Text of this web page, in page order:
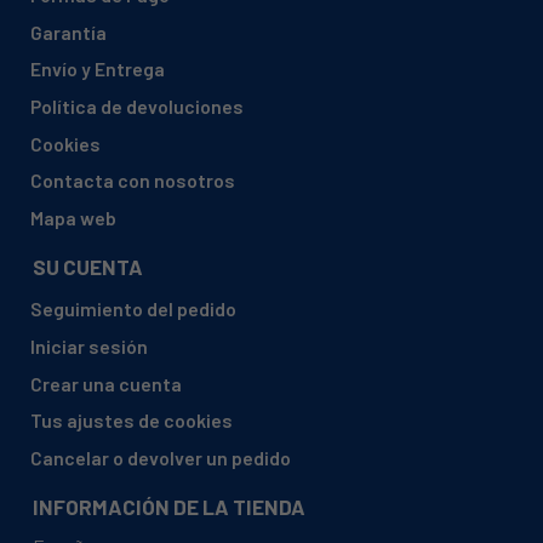
ARISTON, C615M(W)EU
ARISTON, C619M.3(X)T
ARISTON, C631E6D
Garantía
Envío y Entrega
Política de devoluciones
Cookies
Contacta con nosotros
Mapa web
SU CUENTA
Seguimiento del pedido
Iniciar sesión
Crear una cuenta
Tus ajustes de cookies
Cancelar o devolver un pedido
INFORMACIÓN DE LA TIENDA